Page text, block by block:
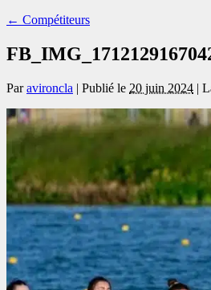
← Compétiteurs
Par avironcla | Publié le 20 juin 2024 |